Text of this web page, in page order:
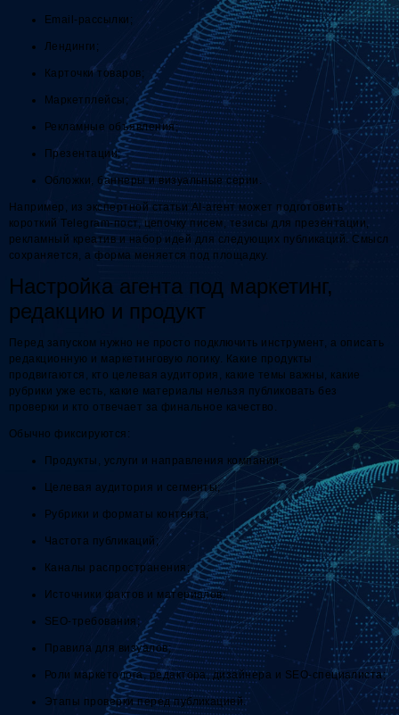
Email-рассылки;
Лендинги;
Карточки товаров;
Маркетплейсы;
Рекламные объявления;
Презентации;
Обложки, баннеры и визуальные серии.
Например, из экспертной статьи AI-агент может подготовить
короткий Telegram-пост, цепочку писем, тезисы для презентации,
рекламный креатив и набор идей для следующих публикаций. Смысл
сохраняется, а форма меняется под площадку.
Настройка агента под маркетинг,
редакцию и продукт
Перед запуском нужно не просто подключить инструмент, а описать
редакционную и маркетинговую логику. Какие продукты
продвигаются, кто целевая аудитория, какие темы важны, какие
рубрики уже есть, какие материалы нельзя публиковать без
проверки и кто отвечает за финальное качество.
Обычно фиксируются:
Продукты, услуги и направления компании;
Целевая аудитория и сегменты;
Рубрики и форматы контента;
Частота публикаций;
Каналы распространения;
Источники фактов и материалов;
SEO-требования;
Правила для визуалов;
Роли маркетолога, редактора, дизайнера и SEO-специалиста;
Этапы проверки перед публикацией.